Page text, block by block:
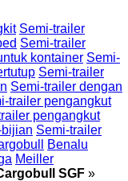
Semi-trailer
Semi-trailer
kontainer Semi-
Semi-trailer
Semi-trailer dengan
trailer pengangkut
pengangkut
Semi-trailer
Benalu
Meiller
SGF »